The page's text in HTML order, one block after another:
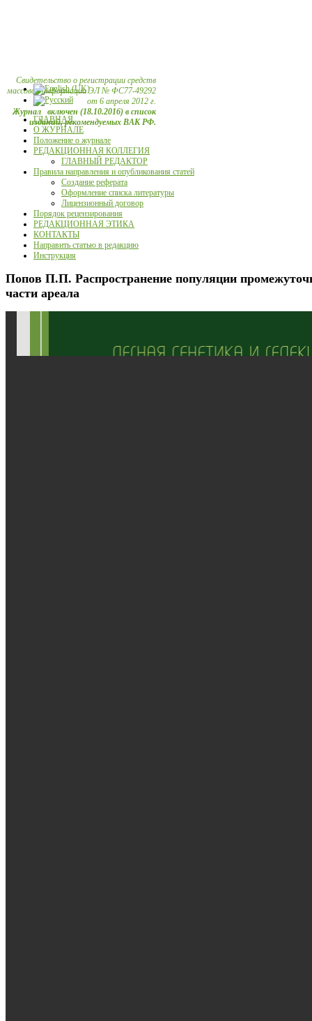
Свидетельство о регистрации средств
массовой информации ЭЛ № ФС77-49292
от 6 апреля 2012 г.
Журнал включен (18.10.2016) в список
изданий, рекомендуемых ВАК РФ.
ГЛАВНАЯ
О ЖУРНАЛЕ
Положение о журнале
РЕДАКЦИОННАЯ КОЛЛЕГИЯ
ГЛАВНЫЙ РЕДАКТОР
Правила направления и опубликования статей
Создание реферата
Оформление списка литературы
Лицензионный договор
Порядок рецензирования
РЕДАКЦИОННАЯ ЭТИКА
КОНТАКТЫ
Направить статью в редакцию
Инструкция
Попов П.П. Распространение популяции
части ареала